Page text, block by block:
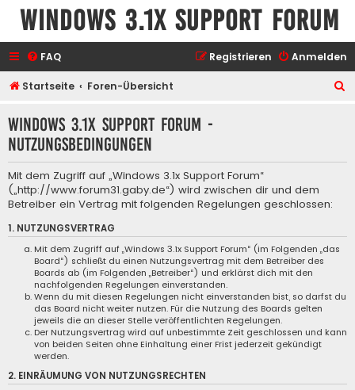
Windows 3.1x Support Forum
FAQ Anmelden
Registrieren
Startseite Foren-Übersicht
Windows 3.1x Support Forum -
Nutzungsbedingungen
Mit dem Zugriff auf „Windows 3.1x Support Forum“
(„http://www.forum31.gaby.de“) wird zwischen dir und dem
Betreiber ein Vertrag mit folgenden Regelungen geschlossen:
1. NUTZUNGSVERTRAG
Mit dem Zugriff auf „Windows 3.1x Support Forum“ (im Folgenden „das
Board“) schließt du einen Nutzungsvertrag mit dem Betreiber des
Boards ab (im Folgenden „Betreiber“) und erklärst dich mit den
nachfolgenden Regelungen einverstanden.
Wenn du mit diesen Regelungen nicht einverstanden bist, so darfst du
das Board nicht weiter nutzen. Für die Nutzung des Boards gelten
jeweils die an dieser Stelle veröffentlichten Regelungen.
Der Nutzungsvertrag wird auf unbestimmte Zeit geschlossen und kann
von beiden Seiten ohne Einhaltung einer Frist jederzeit gekündigt
werden.
2. EINRÄUMUNG VON NUTZUNGSRECHTEN